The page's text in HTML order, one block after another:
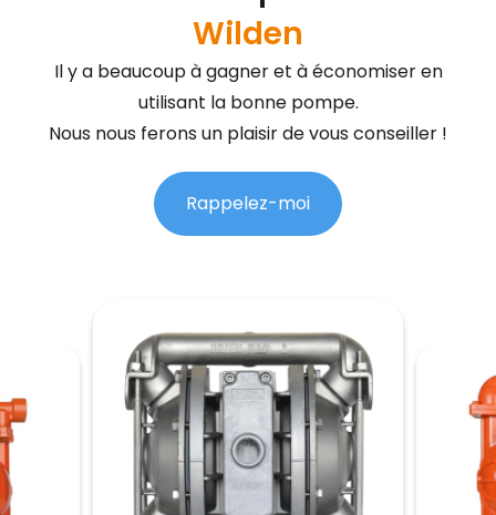
Wilden
Il y a beaucoup à gagner et à économiser en
utilisant la bonne pompe.
Nous nous ferons un plaisir de vous conseiller !
Rappelez-moi